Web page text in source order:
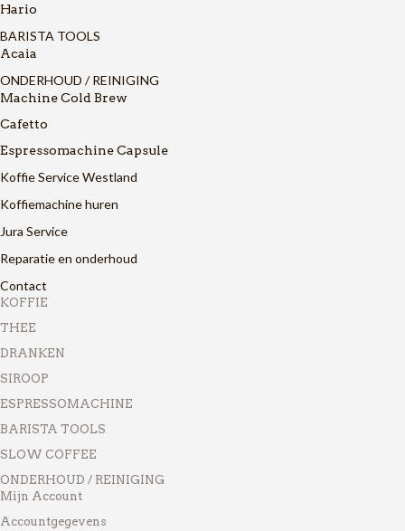
Hario
BARISTA TOOLS
Acaia
ONDERHOUD / REINIGING
Machine Cold Brew
Cafetto
Espressomachine Capsule
Koffie Service Westland
Koffiemachine huren
Jura Service
Reparatie en onderhoud
Contact
KOFFIE
THEE
DRANKEN
SIROOP
ESPRESSOMACHINE
BARISTA TOOLS
SLOW COFFEE
ONDERHOUD / REINIGING
Mijn Account
Accountgegevens